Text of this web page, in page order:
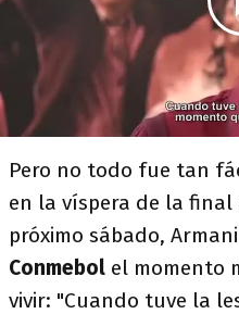
Pero no todo fue tan
en la víspera de la final
próximo sábado,
Conmebol el momento
vivir: "Cuando tuve la